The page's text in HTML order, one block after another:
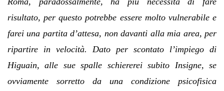
risultato, per questo potrebbe essere molto vulnerabile e
farei una partita d’attesa, non davanti alla mia area, per
ripartire in velocità. Dato per scontato l’impiego di
Higuain, alle sue spalle schiererei subito Insigne, se
ovviamente sorretto da una condizione psicofisica